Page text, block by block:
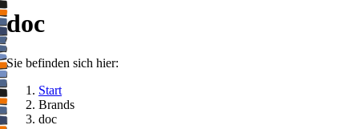
doc
Sie befinden sich hier:
Start
Brands
doc